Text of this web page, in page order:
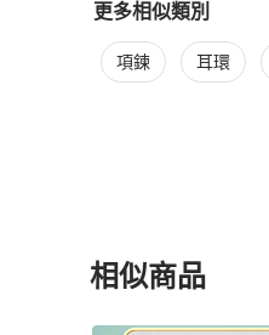
更多相似類別
更多BVLGARI女士
項鍊 耳環
相似商品
更多相似BVLGARI女